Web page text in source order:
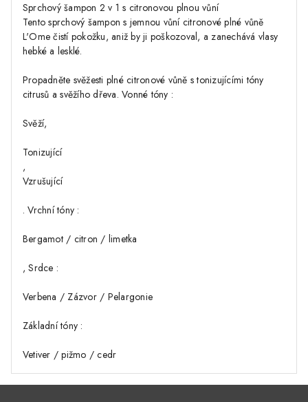
Sprchový šampon 2 v 1 s citronovou plnou vůní
Tento sprchový šampon s jemnou vůní citronové plné vůně
L'Ome čistí pokožku, aniž by ji poškozoval, a zanechává vlasy
hebké a lesklé.
Propadněte svěžesti plné citronové vůně s tonizujícími tóny
citrusů a svěžího dřeva. Vonné tóny :
Svěží,
Tonizující
,
Vzrušující
. Vrchní tóny :
Bergamot / citron / limetka
, Srdce :
Verbena / Zázvor / Pelargonie
Základní tóny :
Vetiver / pižmo / cedr